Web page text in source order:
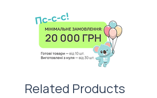
святковий настрій адресату. І не
забудьте про листівку —
важливий атрибут першого
враження!
Related Products